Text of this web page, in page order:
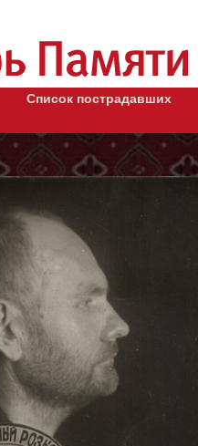
Список пострадавших